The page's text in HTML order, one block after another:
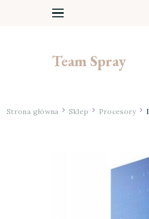
Team Spray
Strona główna Sklep Procesory